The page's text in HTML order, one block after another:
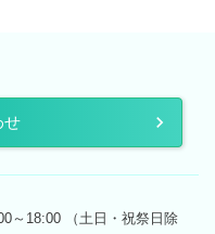
せ
～18:00 （土日・祝祭日除